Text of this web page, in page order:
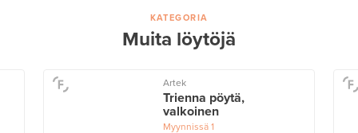
KATEGORIA
Muita löytöjä
Artek
Trienna pöytä,
valkoinen
Myynnissä1